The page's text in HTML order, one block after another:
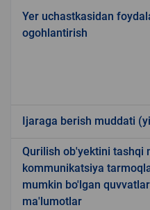
Yer uchastkasidan
ogohlantirish
Ijaraga berish muddati
Qurilish ob'yektini tashqi
kommunikatsiya
mumkin bo'lgan
ma'lumotlar